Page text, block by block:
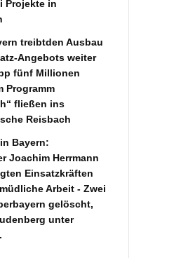
Projekte in
treibtden Ausbau
Angebots weiter
fünf Millionen
Programm
fließen ins
Reisbach
Bayern:
Joachim Herrmann
Einsatzkräften
Arbeit - Zwei
gelöscht,
unter